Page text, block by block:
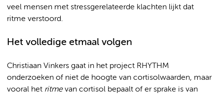
veel mensen met stressgerelateerde klachten lijkt dat
ritme verstoord.
Het volledige etmaal volgen
Christiaan Vinkers gaat in het project RHYTHM
onderzoeken of niet de hoogte van cortisolwaarden, maar
vooral het ritmevan cortisol bepaalt of er sprake is van